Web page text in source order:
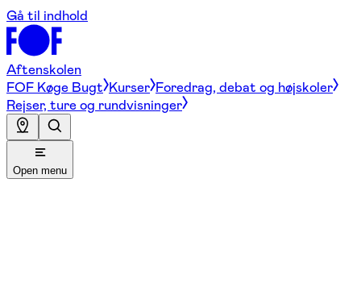
Gå til indhold
Aftenskolen
FOF Køge Bugt Kurser Foredrag, debat og højskoler
Rejser, ture og rundvisninger
Open menu